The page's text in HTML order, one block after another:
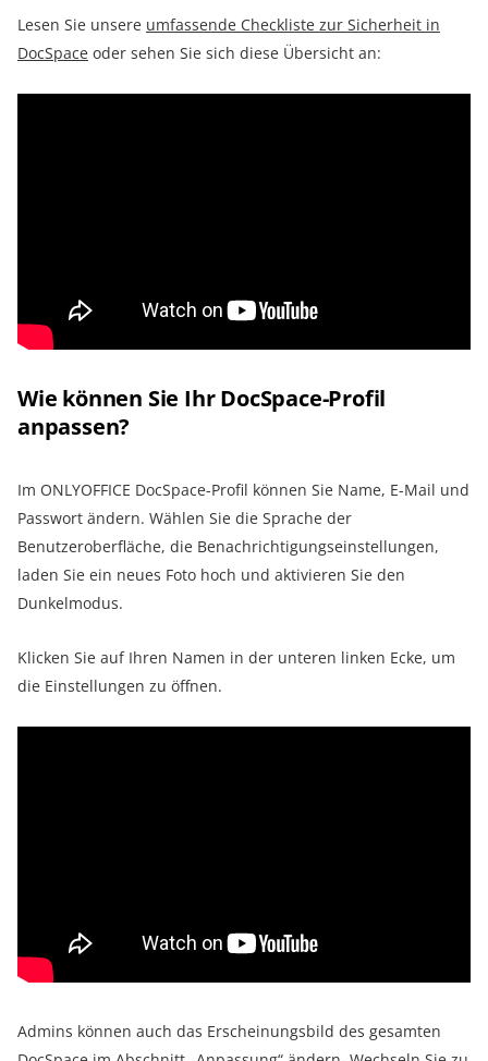
Lesen Sie unsere umfassende Checkliste zur Sicherheit in
DocSpace oder sehen Sie sich diese Übersicht an:
Wie können Sie Ihr DocSpace-Profil
anpassen?
Im ONLYOFFICE DocSpace-Profil können Sie Name, E-Mail und
Passwort ändern. Wählen Sie die Sprache der
Benutzeroberfläche, die Benachrichtigungseinstellungen,
laden Sie ein neues Foto hoch und aktivieren Sie den
Dunkelmodus.
Klicken Sie auf Ihren Namen in der unteren linken Ecke, um
die Einstellungen zu öffnen.
Admins können auch das Erscheinungsbild des gesamten